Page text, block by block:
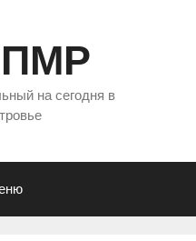
ПМР
на сегодня в